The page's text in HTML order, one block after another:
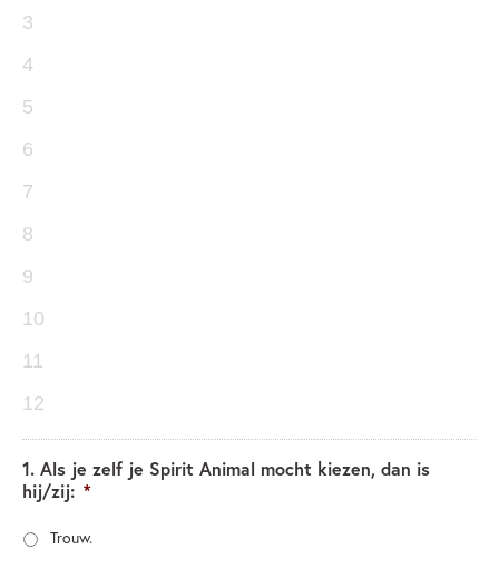
3
4
5
6
7
8
9
10
11
12
1. Als je zelf je Spirit Animal mocht kiezen, dan is
hij/zij: *
Trouw.